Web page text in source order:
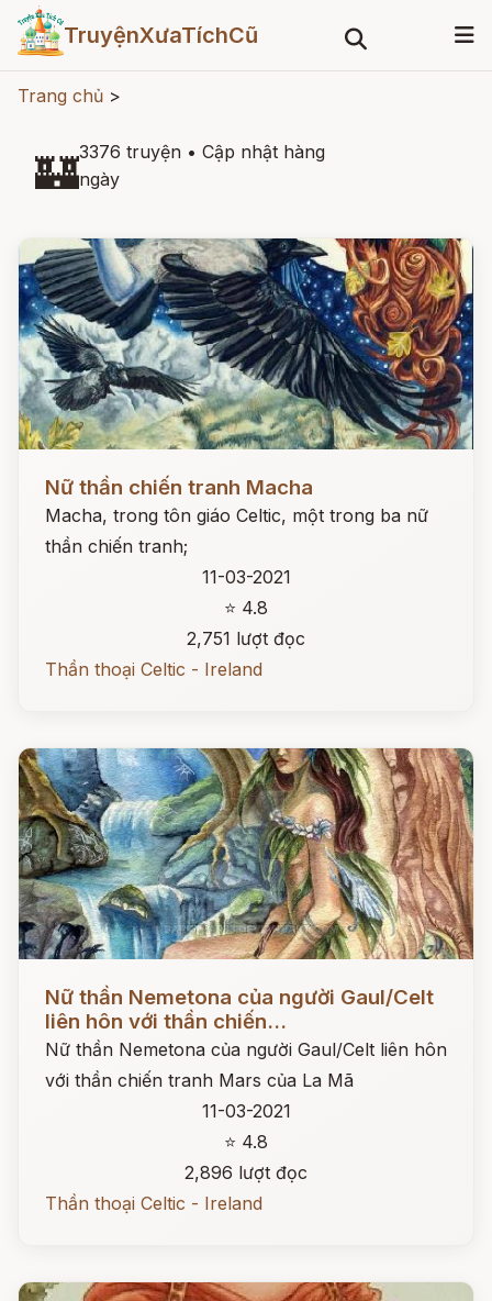
TruyệnXưaTíchCũ
Trang chủ >
🏰3376 truyện • Cập nhật hàng
ngày
Nữ thần chiến tranh Macha
Macha, trong tôn giáo Celtic, một trong ba nữ
thần chiến tranh;
11-03-2021
⭐ 4.8
2,751 lượt đọc
Thần thoại Celtic - Ireland
Nữ thần Nemetona của người Gaul/Celt
liên hôn với thần chiến...
Nữ thần Nemetona của người Gaul/Celt liên hôn
với thần chiến tranh Mars của La Mã
11-03-2021
⭐ 4.8
2,896 lượt đọc
Thần thoại Celtic - Ireland